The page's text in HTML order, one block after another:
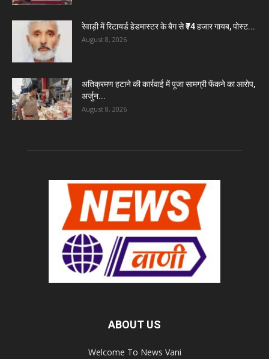
रेवाड़ी में रिटायर्ड हेडमास्टर के बैग से ₹74 हजार गायब, पोस्ट...
August 8, 2026
अतिक्रमण हटाने की कार्रवाई में पूजा सामग्री फेंकने का आरोप,
अर्जुन...
August 8, 2026
ABOUT US
Welcome To News Vani